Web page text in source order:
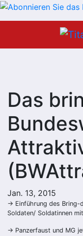
Das
Jan. 13, 2015
→ Einführung des Bring-
Soldaten/ Soldatinnen
→ Panzerfaust und MG